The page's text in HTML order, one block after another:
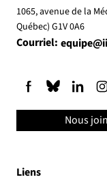
Liens
1065, avenue de la
Québec) G1V 0A6
Courriel:
Nous